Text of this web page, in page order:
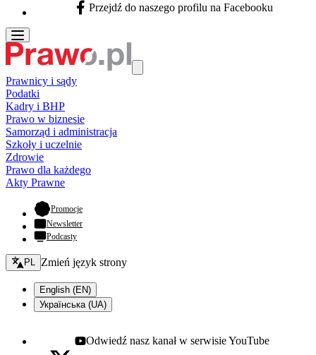
Facebook - otwiera się w nowej karcie
Przejdź do naszego profilu na Facebooku
Prawnicy i sądy
Podatki
Kadry i BHP
Prawo w biznesie
Samorząd i administracja
Szkoły i uczelnie
Zdrowie
Prawo dla każdego
Akty Prawne
Promocje- otwiera się w nowej karcie
Newsletter
Podcasty
Zmień język - bieżący:
PL Zmień język strony
English (EN)
Українська (UA)
Youtube - otwiera się w nowej karcie
Odwiedź nasz kanał w serwisie YouTube